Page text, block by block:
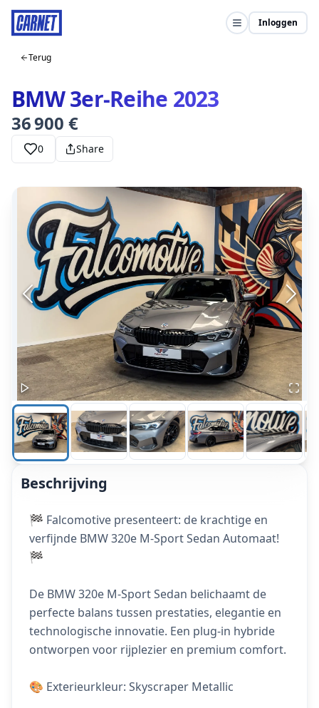
Inloggen
Terug
BMW 3er-Reihe 2023
36 900 €
0 Share
Beschrijving
🏁 Falcomotive presenteert: de krachtige en
verfijnde BMW 320e M-Sport Sedan Automaat!
🏁
De BMW 320e M-Sport Sedan belichaamt de
perfecte balans tussen prestaties, elegantie en
technologische innovatie. Een plug-in hybride
ontworpen voor rijplezier en premium comfort.
🎨 Exterieurkleur: Skyscraper Metallic